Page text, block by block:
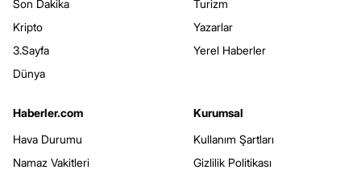
Son Dakika
Kripto
3.Sayfa
Dünya
Turizm
Yazarlar
Yerel Haberler
Haberler.com
Hava Durumu
Namaz Vakitleri
Kurumsal
Kullanım Şartları
Gizlilik Politikası